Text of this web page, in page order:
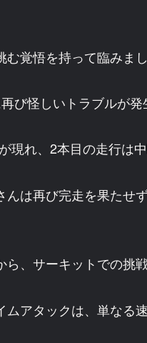
覚悟を持って臨みまし
び怪しいトラブルが発
現れ、2本目の走行は
んは再び完走を果たせ
、サーキットでの挑
アタックは、単なる